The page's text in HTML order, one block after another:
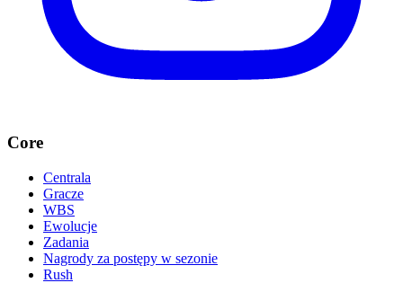
Core
Centrala
Gracze
WBS
Ewolucje
Zadania
Nagrody za postępy w sezonie
Rush